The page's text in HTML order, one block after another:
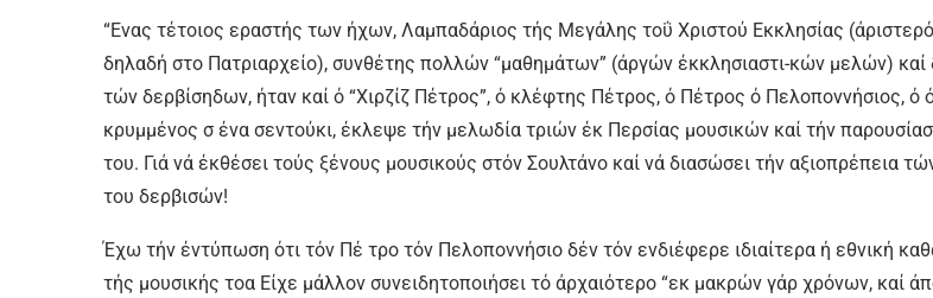
“Ενας τέτοιος εραστής των ήχων, Λαμπαδάριος τής Μεγάλης τοΰ Χριστού Εκκλησίας
δηλαδή στο Πατριαρχείο), συνθέτης πολλών “μαθημάτων” (άργών έκκλησιαστι-κών μελών) καί
τών δερβίσηδων, ήταν καί ό “Χιρζίζ Πέτρος”, ό κλέφτης Πέτρος, ό Πέτρος ό Πελοποννήσιος, ό
κρυμμένος σ ένα σεντούκι, έκλεψε τήν μελωδία τριών έκ Περσίας μουσικών καί τήν
του. Γιά νά έκθέσει τούς ξένους μουσικούς στόν Σουλτάνο καί νά διασώσει τήν αξιοπρέπεια
του δερβισών!
Έχω τήν έντύπωση ότι τόν Πέ τρο τόν Πελοποννήσιο δέν τόν ενδιέφερε ιδιαίτερα ή εθνική
τής μουσικής τοα Είχε μάλλον συνειδητοποιήσει τό άρχαιότερο “εκ μακρών γάρ χρόνων, καί